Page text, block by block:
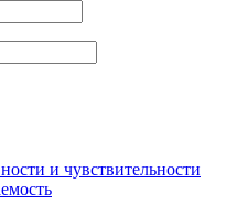
и чувствительности